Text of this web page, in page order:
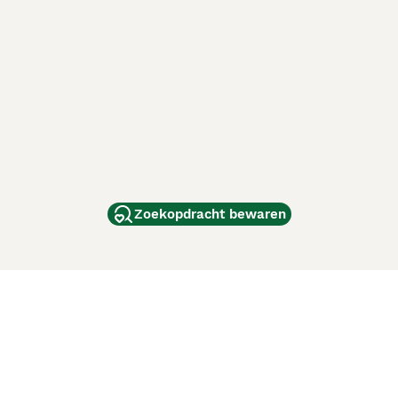
Zoekopdracht bewaren